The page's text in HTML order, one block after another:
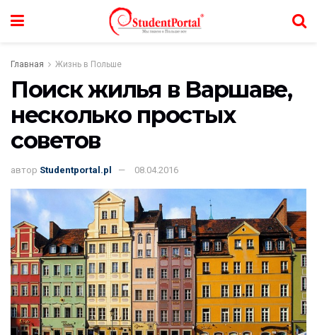
Главная Жизнь в Польше
Поиск жилья в Варшаве,
несколько простых
советов
автор Studentportal.pl 08.04.2016